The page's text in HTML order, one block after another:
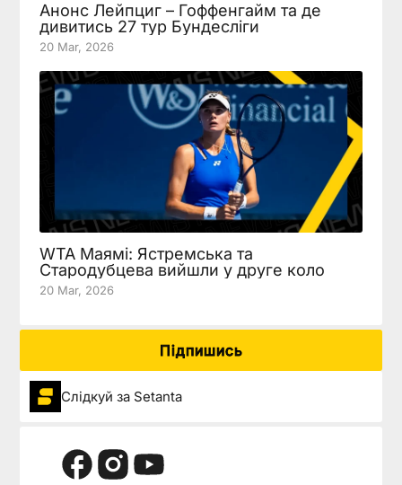
Анонс Лейпциг – Гоффенгайм та де
дивитись 27 тур Бундесліги
20 Mar, 2026
WTA Маямі: Ястремська та
Стародубцева вийшли у друге коло
20 Mar, 2026
Підпишись
Слідкуй за Setanta